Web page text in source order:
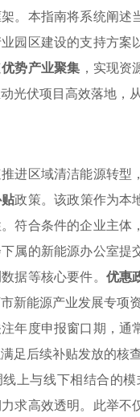
。本指南将系统阐述
园区建设的支持方
优势产业聚集 ，实现
光伏项目高效落地，
进区域清洁能源转
政策。该政策作为本
符合条件的企业主
属的新能源办公室
据等核心要件。 优惠
新能源产业发展专项
年度申报窗口期，
足后续补贴发放的核查
上与线下相结合的
求高效透明。此举